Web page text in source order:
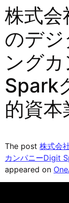
株式会
のデジ
ング
Spark
的資本
The post 株式会
カンパニーDigit
appeared on